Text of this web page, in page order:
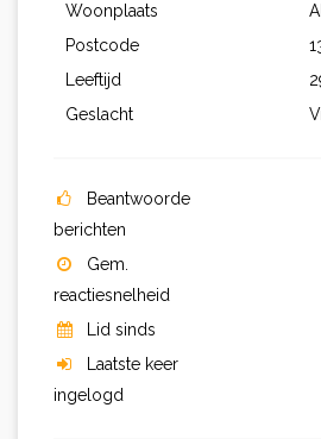
Woonplaats
Postcode
Leeftijd
Geslacht
Beantwoorde
berichten
Gem.
reactiesnelheid
Lid sinds
Laatste keer
ingelogd